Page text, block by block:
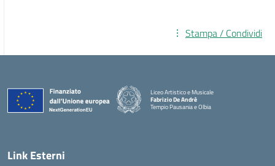
Stampa / Condividi
Liceo Artistico e Musicale
Fabrizio De Andrè
Tempio Pausania e Olbia
— Visita la pagina iniziale della scuola
Link Esterni